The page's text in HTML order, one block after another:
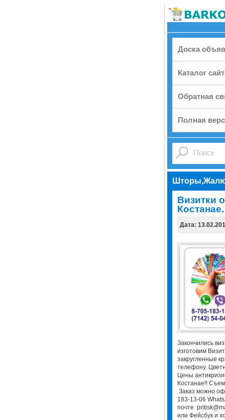
Доска
Каталог
Обратная
Полная
Визитки
Костанае.
Дата:
Закончились
изготовим
закругленные
телефону.
Цены
Костанае!!
Заказ можно
183-13-06
почте
или Фейсбук и